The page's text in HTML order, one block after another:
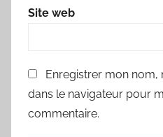
Site web
Enregistrer mon
dans le navigateur pour
commentaire.